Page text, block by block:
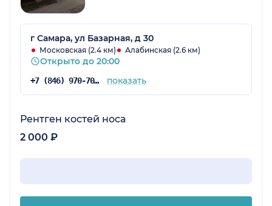
г Самара, ул Базарная, д 30
Московская (2.4 км) Алабинская (2.6 км)
Открыто до 20:00
+7 (846) 970-70-83 показать
Рентген костей носа
2 000 ₽